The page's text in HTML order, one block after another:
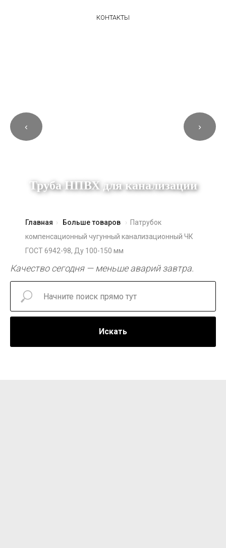
КОНТАКТЫ
Труба НПВХ для канализации
‹ ›
Главная Больше товаров
Патрубок
компенсационный чугунный канализационный ЧК
ГОСТ 6942-98, Ду 100-150 мм
Качество сегодня — меньше аварий завтра.
Искать